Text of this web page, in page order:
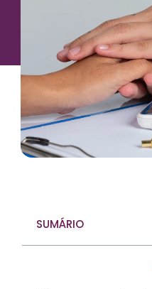
SUMÁRIO